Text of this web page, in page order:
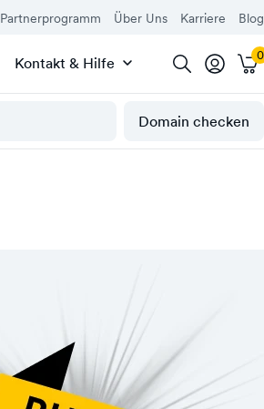
Partnerprogramm Über Uns Karriere Blog
Kontakt & Hilfe
Domain checken